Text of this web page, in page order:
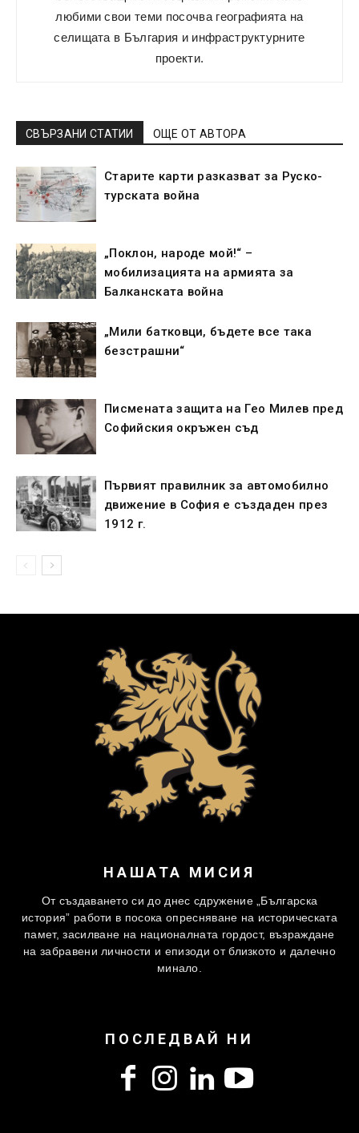
любими свои теми посочва географията на
селищата в България и инфраструктурните
проекти.
СВЪРЗАНИ СТАТИИ ОЩЕ ОТ АВТОРА
Старите карти разказват за Руско-
турската война
„Поклон, народе мой!“ –
мобилизацията на армията за
Балканската война
„Мили батковци, бъдете все така
безстрашни“
Писмената защита на Гео Милев пред
Софийския окръжен съд
Първият правилник за автомобилно
движение в София е създаден през
1912 г.
НАШАТА МИСИЯ
От създаването си до днес сдружение „Българска
история” работи в посока опресняване на историческата
памет, засилване на националната гордост, възраждане
на забравени личности и епизоди от близкото и далечно
минало.
ПОСЛЕДВАЙ НИ